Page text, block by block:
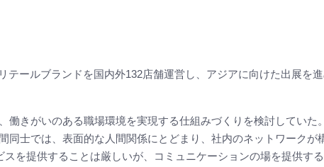
ールブランドを国内外132店舗運営し、アジアに向けた出展を
きがいのある職場環境を実現する仕組みづくりを検討していた
士では、表面的な人間関係にとどまり、社内のネットワークが
を提供することは厳しいが、コミュニケーションの場を提供す